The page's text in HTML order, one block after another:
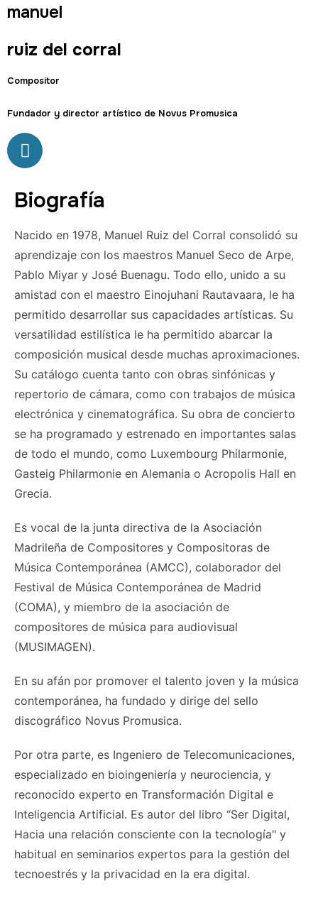
manuel
ruiz del corral
Compositor
Fundador y director artístico de Novus Promusica
Biografía
Nacido en 1978, Manuel Ruiz del Corral consolidó su
aprendizaje con los maestros Manuel Seco de Arpe,
Pablo Miyar y José Buenagu. Todo ello, unido a su
amistad con el maestro Einojuhani Rautavaara, le ha
permitido desarrollar sus capacidades artísticas. Su
versatilidad estilística le ha permitido abarcar la
composición musical desde muchas aproximaciones.
Su catálogo cuenta tanto con obras sinfónicas y
repertorio de cámara, como con trabajos de música
electrónica y cinematográfica. Su obra de concierto
se ha programado y estrenado en importantes salas
de todo el mundo, como Luxembourg Philarmonie,
Gasteig Philarmonie en Alemania o Acropolis Hall en
Grecia.
Es vocal de la junta directiva de la Asociación
Madrileña de Compositores y Compositoras de
Música Contemporánea (AMCC), colaborador del
Festival de Música Contemporánea de Madrid
(COMA), y miembro de la asociación de
compositores de música para audiovisual
(MUSIMAGEN).
En su afán por promover el talento joven y la música
contemporánea, ha fundado y dirige del sello
discográfico Novus Promusica.
Por otra parte, es Ingeniero de Telecomunicaciones,
especializado en bioingeniería y neurociencia, y
reconocido experto en Transformación Digital e
Inteligencia Artificial. Es autor del libro “Ser Digital,
Hacia una relación consciente con la tecnología" y
habitual en seminarios expertos para la gestión del
tecnoestrés y la privacidad en la era digital.